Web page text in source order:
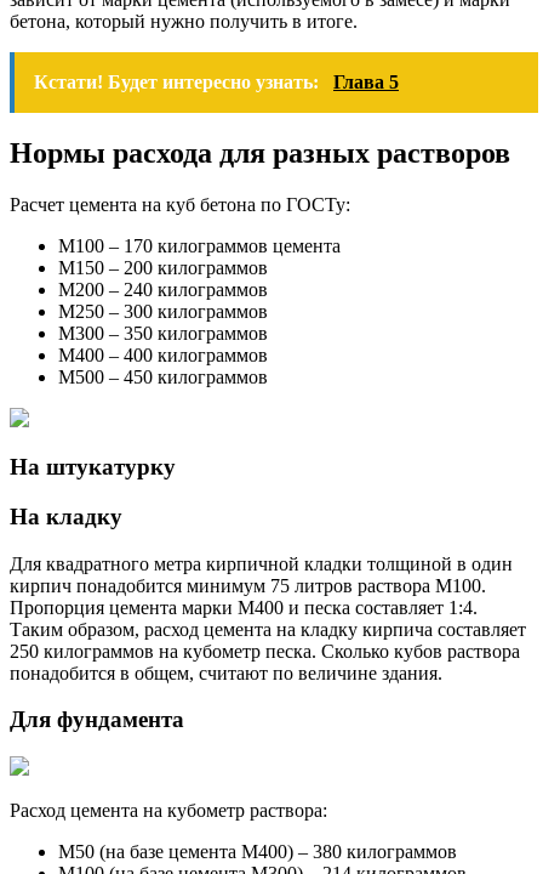
бетона, который нужно получить в итоге.
Кстати! Будет интересно узнать: Глава 5
Нормы расхода для разных растворов
Расчет цемента на куб бетона по ГОСТу:
М100 – 170 килограммов цемента
М150 – 200 килограммов
М200 – 240 килограммов
М250 – 300 килограммов
М300 – 350 килограммов
М400 – 400 килограммов
М500 – 450 килограммов
На штукатурку
На кладку
Для квадратного метра кирпичной кладки толщиной в один
кирпич понадобится минимум 75 литров раствора М100.
Пропорция цемента марки М400 и песка составляет 1:4.
Таким образом, расход цемента на кладку кирпича составляет
250 килограммов на кубометр песка. Сколько кубов раствора
понадобится в общем, считают по величине здания.
Для фундамента
Расход цемента на кубометр раствора:
М50 (на базе цемента М400) – 380 килограммов